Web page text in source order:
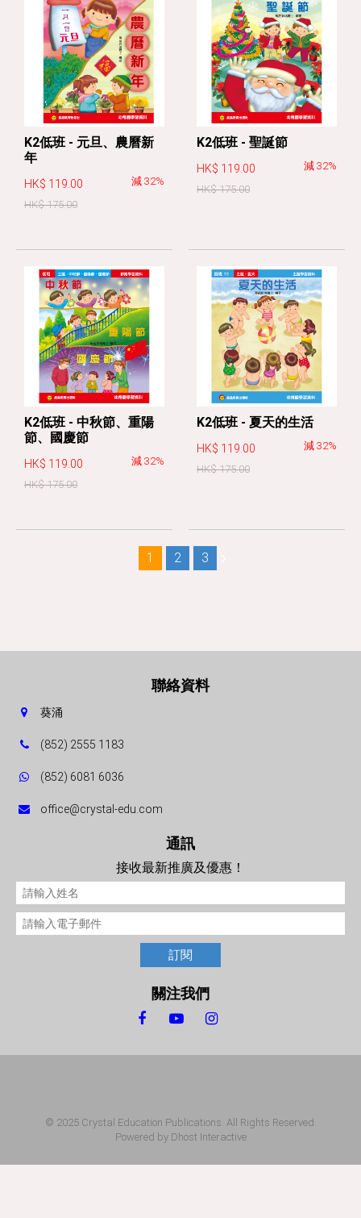
K2低班 - 元旦、農曆新
年
HK$ 119.00
HK$ 175.00
減 32%
K2低班 - 聖誕節
HK$ 119.00
HK$ 175.00
減 32%
K2低班 - 中秋節、重陽
節、國慶節
HK$ 119.00
HK$ 175.00
減 32%
K2低班 - 夏天的生活
HK$ 119.00
HK$ 175.00
減 32%
1 2 3
聯絡資料
葵涌
(852) 2555 1183
(852) 6081 6036
office@crystal-edu.com
通訊
接收最新推廣及優惠！
訂閱
關注我們
© 2025 Crystal Education Publications. All Rights Reserved.
Powered by Dhost Interactive